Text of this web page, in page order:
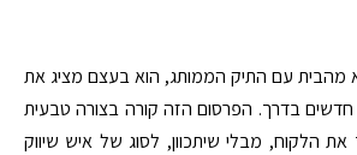
מהבית עם התיק הממותג, הוא בעצם מציג את
בדרך. הפרסום הזה קורה בצורה טבעית
את הלקוח, מבלי שיתכוון, לסוג של איש שיווק